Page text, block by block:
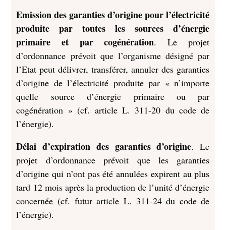
Emission des garanties d’origine pour l’électricité
produite par toutes les sources d’énergie
primaire et par cogénération. Le projet
d’ordonnance prévoit que l’organisme désigné par
l’Etat peut délivrer, transférer, annuler des garanties
d’origine de l’électricité produite par « n’importe
quelle source d’énergie primaire ou par
cogénération » (cf. article L. 311-20 du code de
l’énergie).
Délai d’expiration des garanties d’origine. Le
projet d’ordonnance prévoit que les garanties
d’origine qui n’ont pas été annulées expirent au plus
tard 12 mois après la production de l’unité d’énergie
concernée (cf. futur article L. 311-24 du code de
l’énergie).